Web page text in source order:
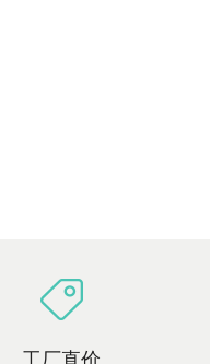
工厂直价